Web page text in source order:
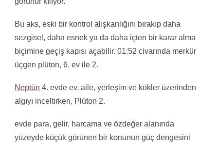
Bu aks, eski bir kontrol alışkanlığını bırakıp daha
sezgisel, daha esnek ya da daha içten bir karar alma
biçimine geçiş kapısı açabilir. 01:52 civarında merkür
üçgen plüton, 6. ev ile 2.
Neptün 4. evde ev, aile, yerleşim ve kökler üzerinden
algıyı inceltirken, Plüton 2.
evde para, gelir, harcama ve özdeğer alanında
yüzeyde küçük görünen bir konunun güç dengesini